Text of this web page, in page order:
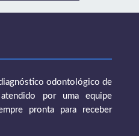
odontológico de
atendido por uma equipe
pronta para receber